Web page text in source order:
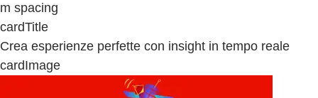
m spacing
cardTitle
Crea esperienze perfette con insight in tempo reale
cardImage